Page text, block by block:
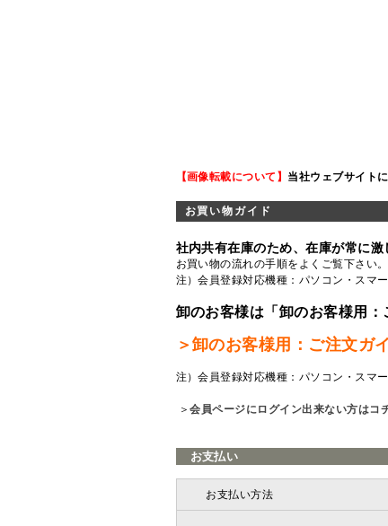
【画像転載について】 当社ウェブサイト
お買い物ガイド
社内共有在庫のため、在庫が常に
お買い物の流れの手順をよくご覧下さい。
注）会員登録対応機種：パソコン・スマ
卸のお客様は「卸のお客様用：
＞卸のお客様用：ご注文ガ
注）会員登録対応機種：パソコン・スマ
＞会員ページにログイン出来ない方はコ
お支払い
お支払い方法